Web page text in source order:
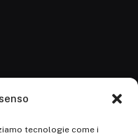
tecnologie come i